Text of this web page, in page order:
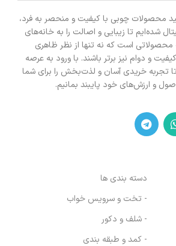
محصولات چوبی با کیفیت و منحصر به فرد،
شده‌ایم تا زیبایی و اصالت را به خانه‌های
محصولاتی است که نه تنها از نظر ظاهری
و دوام نیز برتر باشند. با ورود به عرصه
تجربه خریدی آسان و لذت‌بخش را برای شما
و ارزش‌های خود پایبند بمانیم.
دسته بندی ها
- تخت و سرویس خواب
- شلف و دکور
- کمد و طبقه بندی